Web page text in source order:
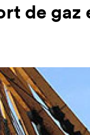
de gaz